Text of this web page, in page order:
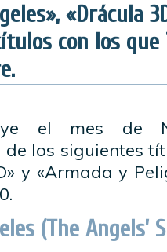
«Drácula
con los
el mes de
los siguientes
y «Armada y
(The Angels’